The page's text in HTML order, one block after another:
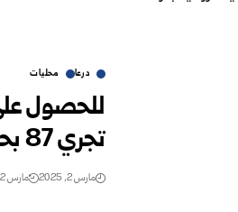
درعا محليات
للحصول
‏تجري 87 بحثاً هذا الموسم
مارس 2, 2025 مارس 2, 2025